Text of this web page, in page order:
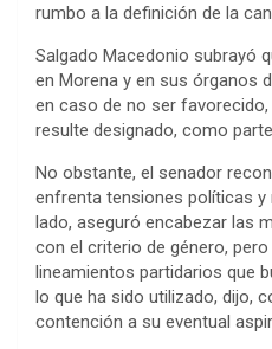
rumbo a la definición de la
Salgado Macedonio subrayó
en Morena y en sus órganos
en caso de no ser
resulte designado, como
No obstante, el senador
enfrenta tensiones políticas y
lado, aseguró encabezar las
con el criterio de género,
lineamientos partidarios que
lo que ha sido utilizado, dijo,
contención a su eventual